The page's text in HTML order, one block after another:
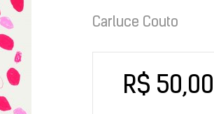
Carluce Couto
R$ 50,00